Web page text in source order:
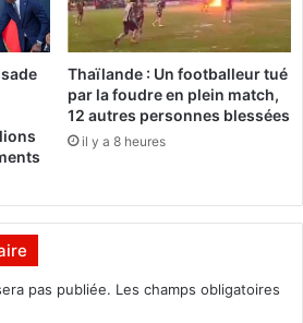
Thaïlande : Un footballeur tué
par la foudre en plein match,
12 autres personnes blessées
il y a 8 heures
pas publiée. Les champs obligatoires